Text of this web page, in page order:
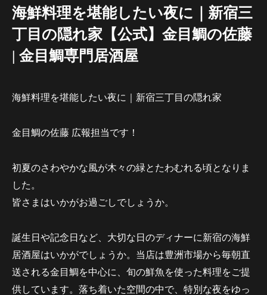
海鮮料理を堪能したい夜に｜新宿三
丁目の隠れ家【公式】金目鯛の佐藤
| 金目鯛専門居酒屋
海鮮料理を堪能したい夜に｜新宿三丁目の隠れ家
金目鯛の佐藤 広報担当です！
初夏のさわやかな風が木々の緑とたわむれる頃となりま
した。
皆さまはいかがお過ごしでしょうか。
誕生日や記念日など、大切な日のディナーに新宿の海鮮
居酒屋はいかがでしょうか。当店は豊洲市場から毎朝直
送される金目鯛を中心に、旬の鮮魚を使った料理をご提
供しています。落ち着いた空間の中で、特別な夜をゆっ